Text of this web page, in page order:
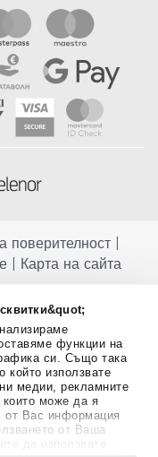
функции на
си. Също така
използвате
медии, рекламните
които може да я
от Вас информация
от Ваша
да използвате
поверителност|
| Карта на сайта
предназначени за
заболявания.
бременна, кърмите,
проблеми,
Непрекъснато се
информация. Ако
тях, моля свържете